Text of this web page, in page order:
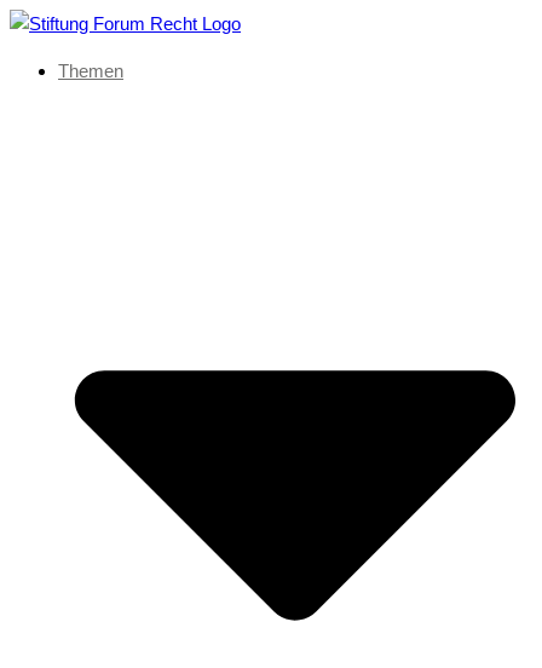
Themen